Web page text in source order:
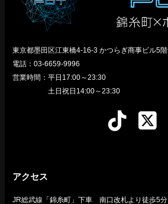
東京都墨田区江東橋4-16-3 かつらぎ商事ビル5階
電話：03-6659-9996
営業時間：平日17:00～23:30
土日祝日14:00～23:30
アクセス
JR総武線「錦糸町」下車 南口改札より徒歩5分